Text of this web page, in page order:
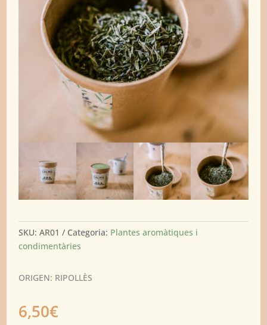
SKU:AR01 Categoria: Plantes aromàtiques i
condimentàries
ORIGEN: RIPOLLÈS
6,50€